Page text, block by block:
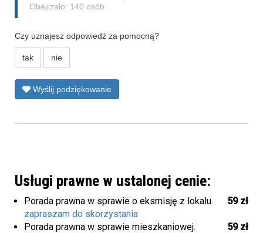
Obejrzało: 140 osób
Czy uznajesz odpowiedź za pomocną?
tak nie
Wyślij podziękowanie
Usługi prawne w ustalonej cenie:
Porada prawna w sprawie o eksmisję z lokalu.
59 zł
zapraszam do skorzystania
Porada prawna w sprawie mieszkaniowej.
59 zł